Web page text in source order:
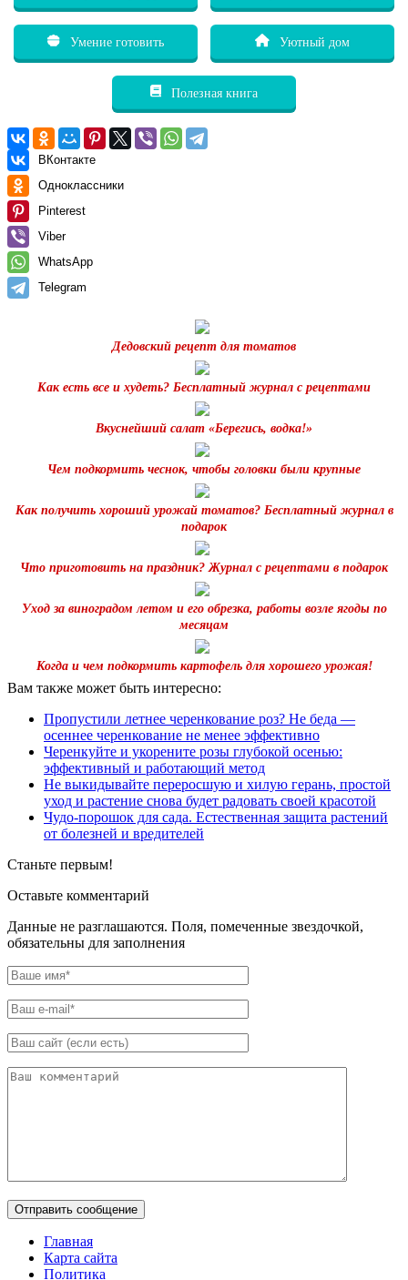
Умение готовить Уютный дом
Полезная книга
ВКонтакте
Одноклассники
Pinterest
Viber
WhatsApp
Telegram
Дедовский рецепт для томатов
Как есть все и худеть? Бесплатный журнал с рецептами
Вкуснейший салат «Берегись, водка!»
Чем подкормить чеснок, чтобы головки были крупные
Как получить хороший урожай томатов? Бесплатный журнал в
подарок
Что приготовить на праздник? Журнал с рецептами в подарок
Уход за виноградом летом и его обрезка, работы возле ягоды по
месяцам
Когда и чем подкормить картофель для хорошего урожая!
Вам также может быть интересно:
Пропустили летнее черенкование роз? Не беда —
осеннее черенкование не менее эффективно
Черенкуйте и укорените розы глубокой осенью:
эффективный и работающий метод
Не выкидывайте переросшую и хилую герань, простой
уход и растение снова будет радовать своей красотой
Чудо-порошок для сада. Естественная защита растений
от болезней и вредителей
Станьте первым!
Оставьте комментарий
Данные не разглашаются. Поля, помеченные звездочкой,
обязательны для заполнения
Главная
Карта сайта
Политика